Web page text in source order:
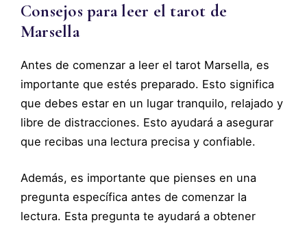
Consejos para leer el tarot de
Marsella
Antes de comenzar a leer el tarot Marsella, es
importante que estés preparado. Esto significa
que debes estar en un lugar tranquilo, relajado y
libre de distracciones. Esto ayudará a asegurar
que recibas una lectura precisa y confiable.
Además, es importante que pienses en una
pregunta específica antes de comenzar la
lectura. Esta pregunta te ayudará a obtener